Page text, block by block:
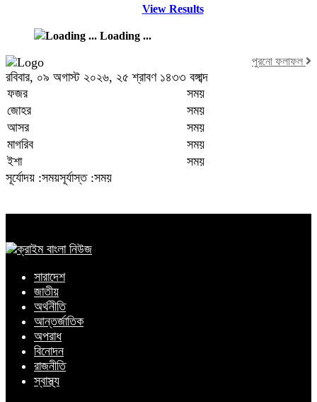
View Results
Loading ...
পুরনো ফলাফল
রবিবার, ০৯ অগাস্ট ২০২৬, ২৫ শ্রাবণ ১৪৩৩ বঙ্গাব্দ
ফজর
সময়
জোহর
সময়
আসর
সময়
মাগরিব
সময়
ইশা
সময়
সূর্যোদয় :সময়সূর্যাস্ত :সময়
সারাদেশ
জাতীয়
অর্থনীতি
আন্তর্জাতিক
অপরাধ
বিনোদন
রাজনীতি
স্বাস্থ্য